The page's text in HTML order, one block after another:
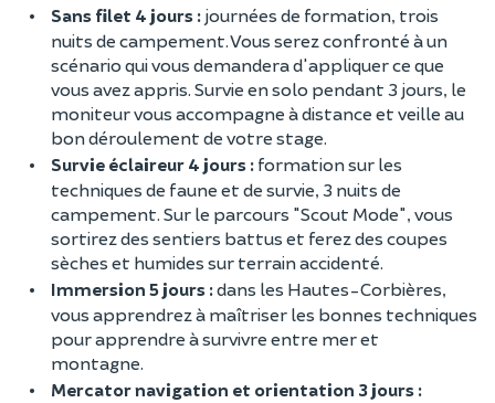
Sans filet 4 jours : journées de formation, trois
nuits de campement. Vous serez confronté à un
scénario qui vous demandera d'appliquer ce que
vous avez appris. Survie en solo pendant 3 jours, le
moniteur vous accompagne à distance et veille au
bon déroulement de votre stage.
Survie éclaireur 4 jours : formation sur les
techniques de faune et de survie, 3 nuits de
campement. Sur le parcours "Scout Mode", vous
sortirez des sentiers battus et ferez des coupes
sèches et humides sur terrain accidenté.
Immersion 5 jours :dans les Hautes-Corbières,
vous apprendrez à maîtriser les bonnes techniques
pour apprendre à survivre entre mer et
montagne.
Mercator navigation et orientation 3 jours :